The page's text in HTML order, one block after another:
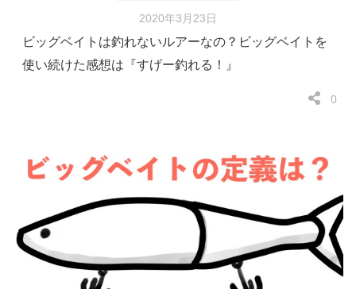
2020年3月23日
ビッグベイトは釣れないルアーなの？ビッグベイトを
使い続けた感想は『すげー釣れる！』
0